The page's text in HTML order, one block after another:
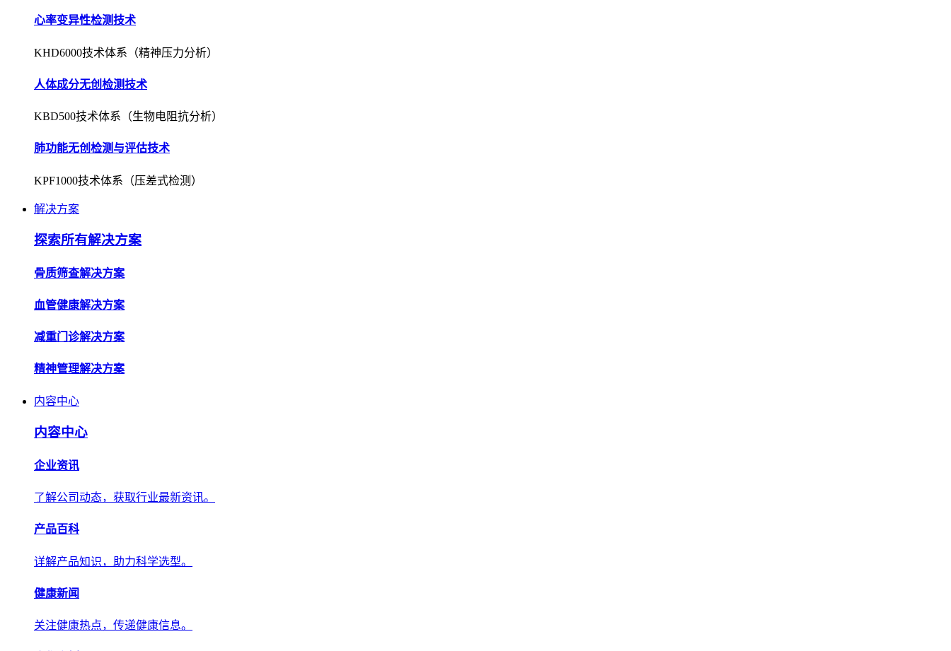
人体成分无创检测技术
KBD500技术体系（生物电阻抗分析）
肺功能无创检测与评估技术
KPF1000技术体系（压差式检测）
解决方案
探索所有解决方案
骨质筛查解决方案
血管健康解决方案
减重门诊解决方案
精神管理解决方案
内容中心
内容中心
企业资讯
了解公司动态，获取行业最新资讯。
产品百科
详解产品知识，助力科学选型。
健康新闻
关注健康热点，传递权威健康信息。
合作案例
精选合作案例，见证客户成功。